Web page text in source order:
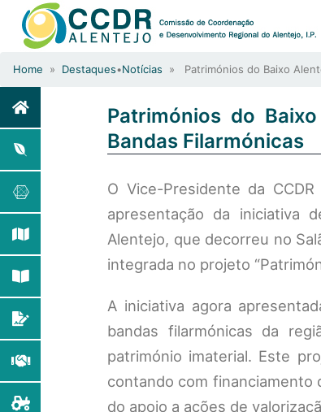
Home » Destaques•Notícias » Patrimónios do Baixo
Patrimónios do
Bandas Filarmónicas
O Vice-Presidente da
apresentação da iniciativa
Alentejo, que decorreu no
integrada no projeto
A iniciativa agora
bandas filarmónicas da
património imaterial. Este
contando com financiamento
do apoio a ações de